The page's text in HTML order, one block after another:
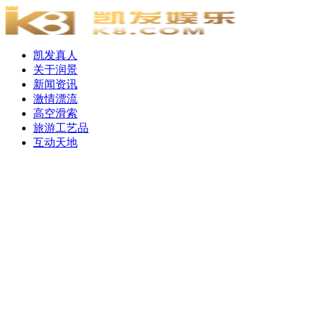
凯发真人
关于润景
新闻资讯
激情漂流
高空滑索
旅游工艺品
互动天地